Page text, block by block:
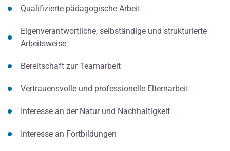
Qualifizierte pädagogische Arbeit
Eigenverantwortliche, selbständige und strukturierte
Arbeitsweise
Bereitschaft zur Teamarbeit
Vertrauensvolle und professionelle Elternarbeit
Interesse an der Natur und Nachhaltigkeit
Interesse an Fortbildungen